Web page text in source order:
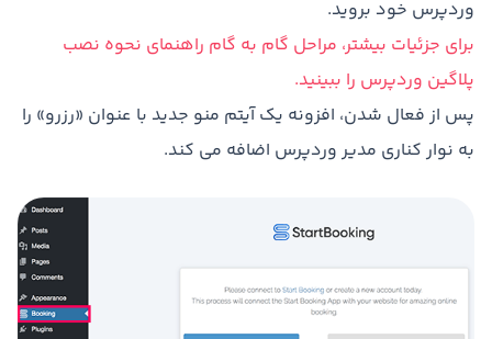
وردپرس خود بروید.
برای جزئیات بیشتر، مراحل گام به گام راهنمای نحوه نصب
پلاگین وردپرس را ببینید.
پس از فعال شدن، افزونه یک آیتم منو جدید با عنوان «رزرو» را
به نوار کناری مدیر وردپرس اضافه می کند.